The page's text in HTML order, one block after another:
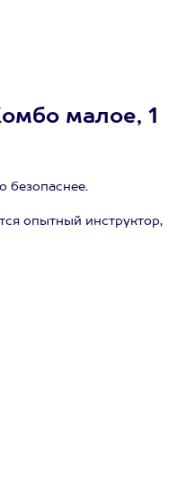
малое, 1
безопаснее.
опытный инструктор,